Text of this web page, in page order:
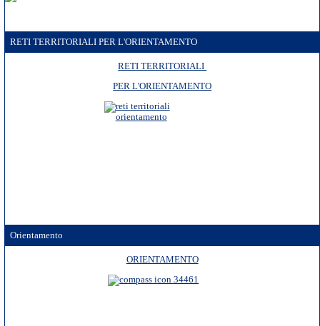
RETI TERRITORIALI PER L'ORIENTAMENTO
RETI TERRITORIALI
PER L'ORIENTAMENTO
Orientamento
ORIENTAMENTO